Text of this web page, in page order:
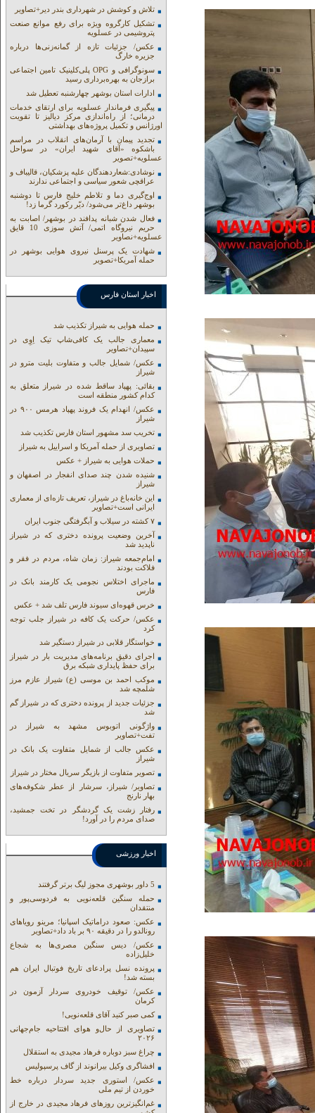
تلاش و کوشش در شهرداری بندر دیر+تصاویر
تشکیل کارگروه ویژه برای رفع موانع صنعت
پتروشیمی در عسلویه
عکس/ جزئیات تازه از گمانه‌زنی‌ها درباره
جزیره خارگ
سونوگرافی و OPG پلی‌کلینیک تامین اجتماعی
برازجان به بهره‌برداری رسید
ادارات استان بوشهر چهارشنبه تعطیل شد
پیگیری فرماندار عسلویه برای ارتقای خدمات
درمانی؛ از راه‌اندازی مرکز دیالیز تا تقویت
اورژانس و تکمیل پروژه‌های بهداشتی
تجدید پیمان با آرمان‌های انقلاب در مراسم
باشکوه «آقای شهید ایران» در سواحل
عسلویه+تصویر
نوشادی:شعاردهندگان علیه پزشکیان، قالیباف و
عراقچی شعور سیاسی و اجتماعی ندارند
اوج‌گیری دما و تلاطم خلیج فارس تا دوشنبه
بوشهر داغ‌تر می‌شود/ دیّر رکورد گرما زد!
فعال شدن شبانه پدافند در بوشهر/ اصابت به
حریم نیروگاه اتمی/ آتش سوزی 10 قایق
عسلویه+نصاویر
شهادت یک پرسنل نیروی هوایی بوشهر در
حمله آمریکا+تصویر
اخبار استان فارس
حمله هوایی به شیراز تکذیب شد
معماری جالب یک کافی‌شاپ تیک اِوِی در
سپیدان+تصاویر
عکس/ شمایل جالب و متفاوت بلیت مترو در
شیراز
بقائی: پهپاد ساقط شده در شیراز متعلق به
کدام کشور منطقه است
عکس/ انهدام یک فروند پهپاد هرمس ۹۰۰ در
شیراز
تخریب سد مشهور استان فارس تکذیب شد
تصاویری از حمله آمریکا و اسراییل به شیراز
حملات هوایی به شیراز + عکس
شنیده شدن چند صدای انفجار در اصفهان و
شیراز
این خانه‌باغ در شیراز، تعریف تازه‌ای از معماری
ایرانی است+تصاویر
۷ کشته در سیلاب و آبگرفتگی جنوب ایران
آخرین وضعیت پرونده دختری که در شیراز
ناپدید شد
امام‌جمعه شیراز: زمان شاه، مردم در فقر و
فلاکت بودند
ماجرای اختلاس نجومی یک کارمند بانک در
فارس
خرس قهوه‌ای سیوند فارس تلف شد + عکس
عکس/ حرکت یک کافه در شیراز جلب توجه
کرد
خواستگار قلابی در شیراز دستگیر شد
اجرای دقیق برنامه‌های مدیریت بار در شیراز
برای حفظ پایداری شبکه برق
موکب احمد بن موسی (ع) شیراز عازم مرز
شلمچه شد
جزئیات جدید از پرونده دختری که در شیراز گم
شد
واژگونی اتوبوس مشهد به شیراز در
تفت+تصاویر
عکس جالب از شمایل متفاوت یک بانک در
شیراز
تصویر متفاوت از بازیگر سریال مختار در شیراز
تصاویر/ شیراز، سرشار از عطر شکوفه‌های
بهار نارنج
رفتار زشت یک گردشگر در تخت جمشید،
صدای مردم را در آورد!
اخبار ورزشی
5 داور بوشهری مجوز لیگ برتر گرفتند
حمله سنگین قلعه‌نویی به فردوسی‌پور و
منتقدان
عکس: صعود دراماتیک اسپانیا؛ مرینو رویاهای
رونالدو را در دقیقه ۹۰ بر باد داد+تصاویر
عکس/ دیس سنگین مصری‌ها به شجاع
خلیل‌زاده
پرونده نسل پرادعای تاریخ فوتبال ایران هم
بسته شد!
عکس/ توقیف خودروی سردار آزمون در
کرمان
کمی صبر کنید آقای قلعه‌نویی!
تصاویری از حال‌و هوای افتتاحیه جام‌جهانی
۲۰۲۶
چراغ سبز دوباره فرهاد مجیدی به استقلال
افشاگری وکیل بیرانوند از گاف‌ پرسپولیس
عکس/ استوری جدید سردار درباره خط
خوردن از تیم ملی
غم‌انگیزترین روزهای فرهاد مجیدی در خارج از